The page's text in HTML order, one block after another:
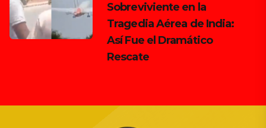
Sobreviviente en la
Tragedia Aérea de India:
Así Fue el Dramático
Rescate